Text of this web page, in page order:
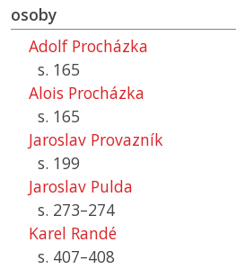
osoby
Adolf Procházka
s. 165
Alois Procházka
s. 165
Jaroslav Provazník
s. 199
Jaroslav Pulda
s. 273–274
Karel Randé
s. 407–408